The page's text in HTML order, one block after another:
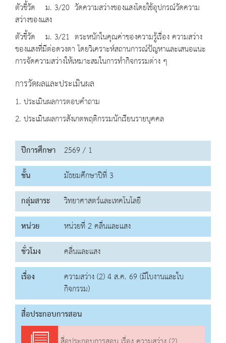
ตัวชี้วัด ม. 3/20 วัดความสว่างของแสงโดยใช้อุปกรณ์วัดความ
สว่างของแสง
ตัวชี้วัด ม. 3/21 ตระหนักในคุณค่าของความรู้เรื่อง ความสว่าง
ของแสงที่มีต่อดวงตา โดยวิเคราะห์สถานการณ์ปัญหาและเสนอแนะ
การจัดความสว่างให้เหมาะสมในการทำกิจกรรมต่าง ๆ
การวัดผลและประเมินผล
1. ประเมินผลการตอบคำถาม
2. ประเมินผลการสังเกตพฤติกรรมนักเรียนรายบุคคล
ปีการศึกษา 2569 / 1
ชั้น
มัธยมศึกษาปีที่ 3
กลุ่มสาระ
วิทยาศาสตร์และเทคโนโลยี
หน่วย
หน่วยที่ 2 คลื่นและแสง
ชั่วโมง
คลื่นและแสง
เรื่อง
ความสว่าง (2) 4 ส.ค. 69 (มีใบงานและใบ
กิจกรรม)
สื่อประกอบการสอน